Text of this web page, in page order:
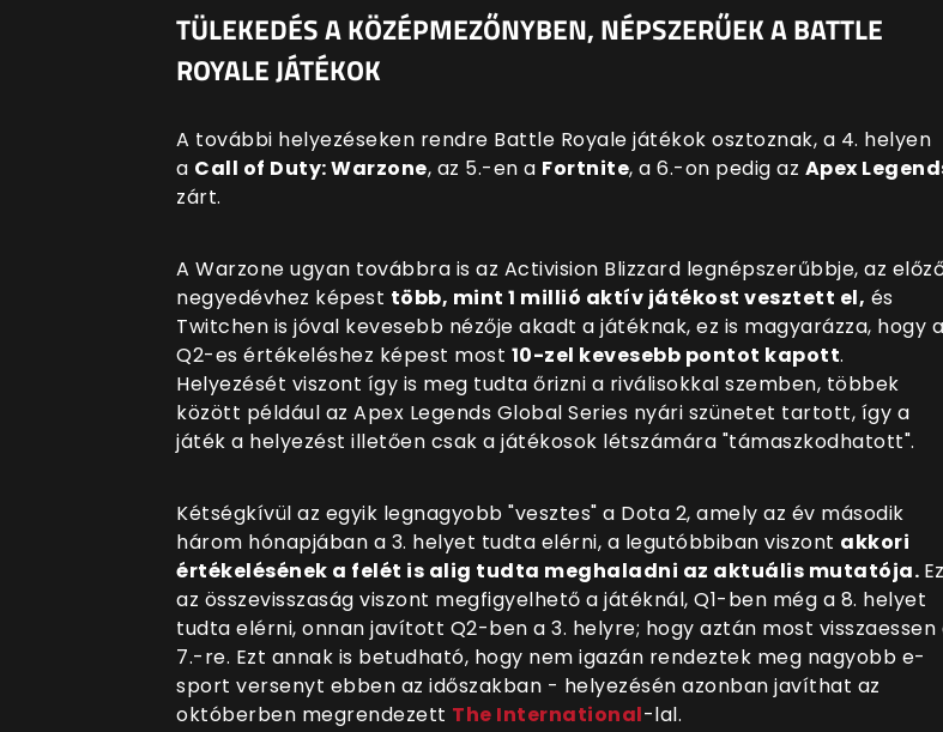
TÜLEKEDÉS A KÖZÉPMEZŐNYBEN, NÉPSZERŰEK A BATTLE
ROYALE JÁTÉKOK
A további helyezéseken rendre Battle Royale játékok osztoznak, a 4. helyen
a Call of Duty: Warzone, az 5.-en a Fortnite, a 6.-on pedig az Apex
zárt.
A Warzone ugyan továbbra is az Activision Blizzard legnépszerűbbje, az
negyedévhez képest több, mint 1 millió aktív játékost vesztett el, és
Twitchen is jóval kevesebb nézője akadt a játéknak, ez is magyarázza, hogy a
Q2-es értékeléshez képest most 10-zel kevesebb pontot kapott.
Helyezését viszont így is meg tudta őrizni a riválisokkal szemben, többek
között például az Apex Legends Global Series nyári szünetet tartott, így a
játék a helyezést illetően csak a játékosok létszámára "támaszkodhatott".
Kétségkívül az egyik legnagyobb "vesztes" a Dota 2, amely az év második
három hónapjában a 3. helyet tudta elérni, a legutóbbiban viszont akkori
értékelésének a felét is alig tudta meghaladni az aktuális mutatója. Ez
az összevisszaság viszont megfigyelhető a játéknál, Q1-ben még a 8. helyet
tudta elérni, onnan javított Q2-ben a 3. helyre; hogy aztán most visszaessen
7.-re. Ezt annak is betudható, hogy nem igazán rendeztek meg nagyobb e-
sport versenyt ebben az időszakban - helyezésén azonban javíthat az
októberben megrendezett The International-lal.